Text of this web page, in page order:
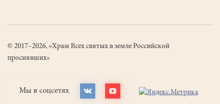
© 2017–2026, «Храм Всех святых в земле Российской
просиявших»
Мы в соцсетях